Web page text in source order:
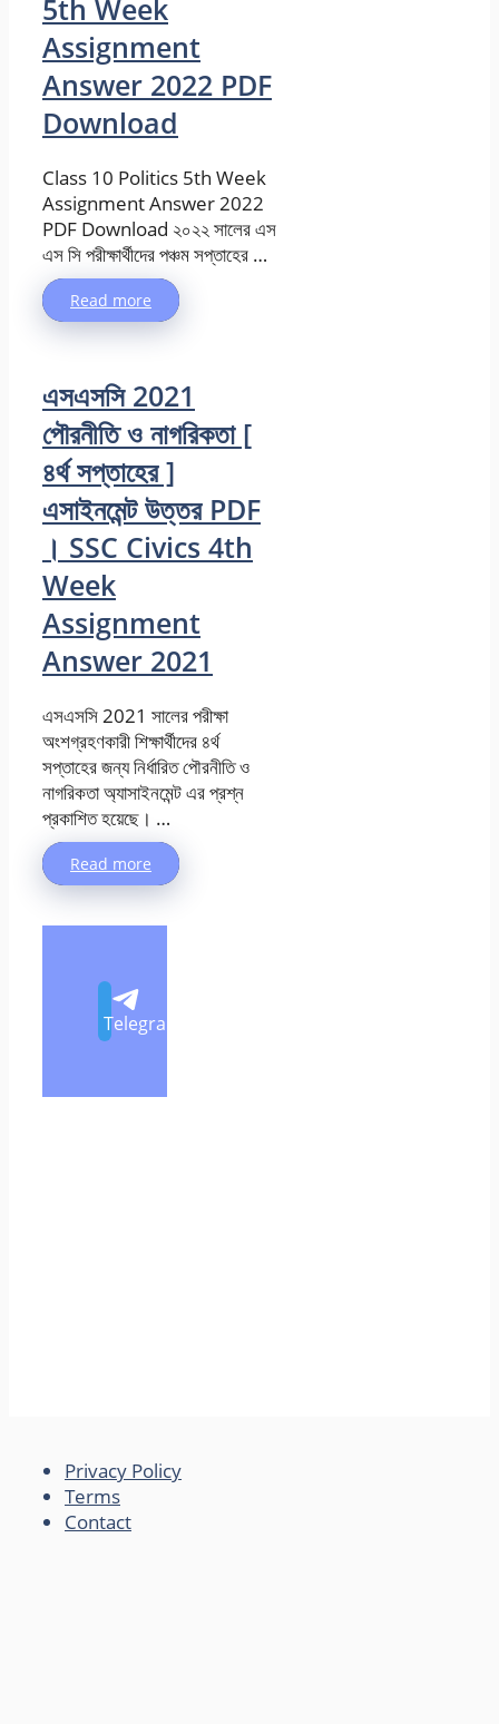
5th Week
Assignment
Answer 2022 PDF
Download
Class 10 Politics 5th Week
Assignment Answer 2022
PDF Download ২০২২ সালের ‍এস
এস সি পরীক্ষার্থীদের পঞ্চম সপ্তাহের …
Read more
এসএসসি 2021
পৌরনীতি ও নাগরিকতা [
৪র্থ সপ্তাহের ]
এসাইনমেন্ট উত্তর PDF
। SSC Civics 4th
Week
Assignment
Answer 2021
এসএসসি 2021 সালের পরীক্ষা
অংশগ্রহণকারী শিক্ষার্থীদের ৪র্থ
সপ্তাহের জন্য নির্ধারিত পৌরনীতি ও
নাগরিকতা অ্যাসাইনমেন্ট এর প্রশ্ন
প্রকাশিত হয়েছে। …
Read more
Telegram
Privacy Policy
Terms
Contact